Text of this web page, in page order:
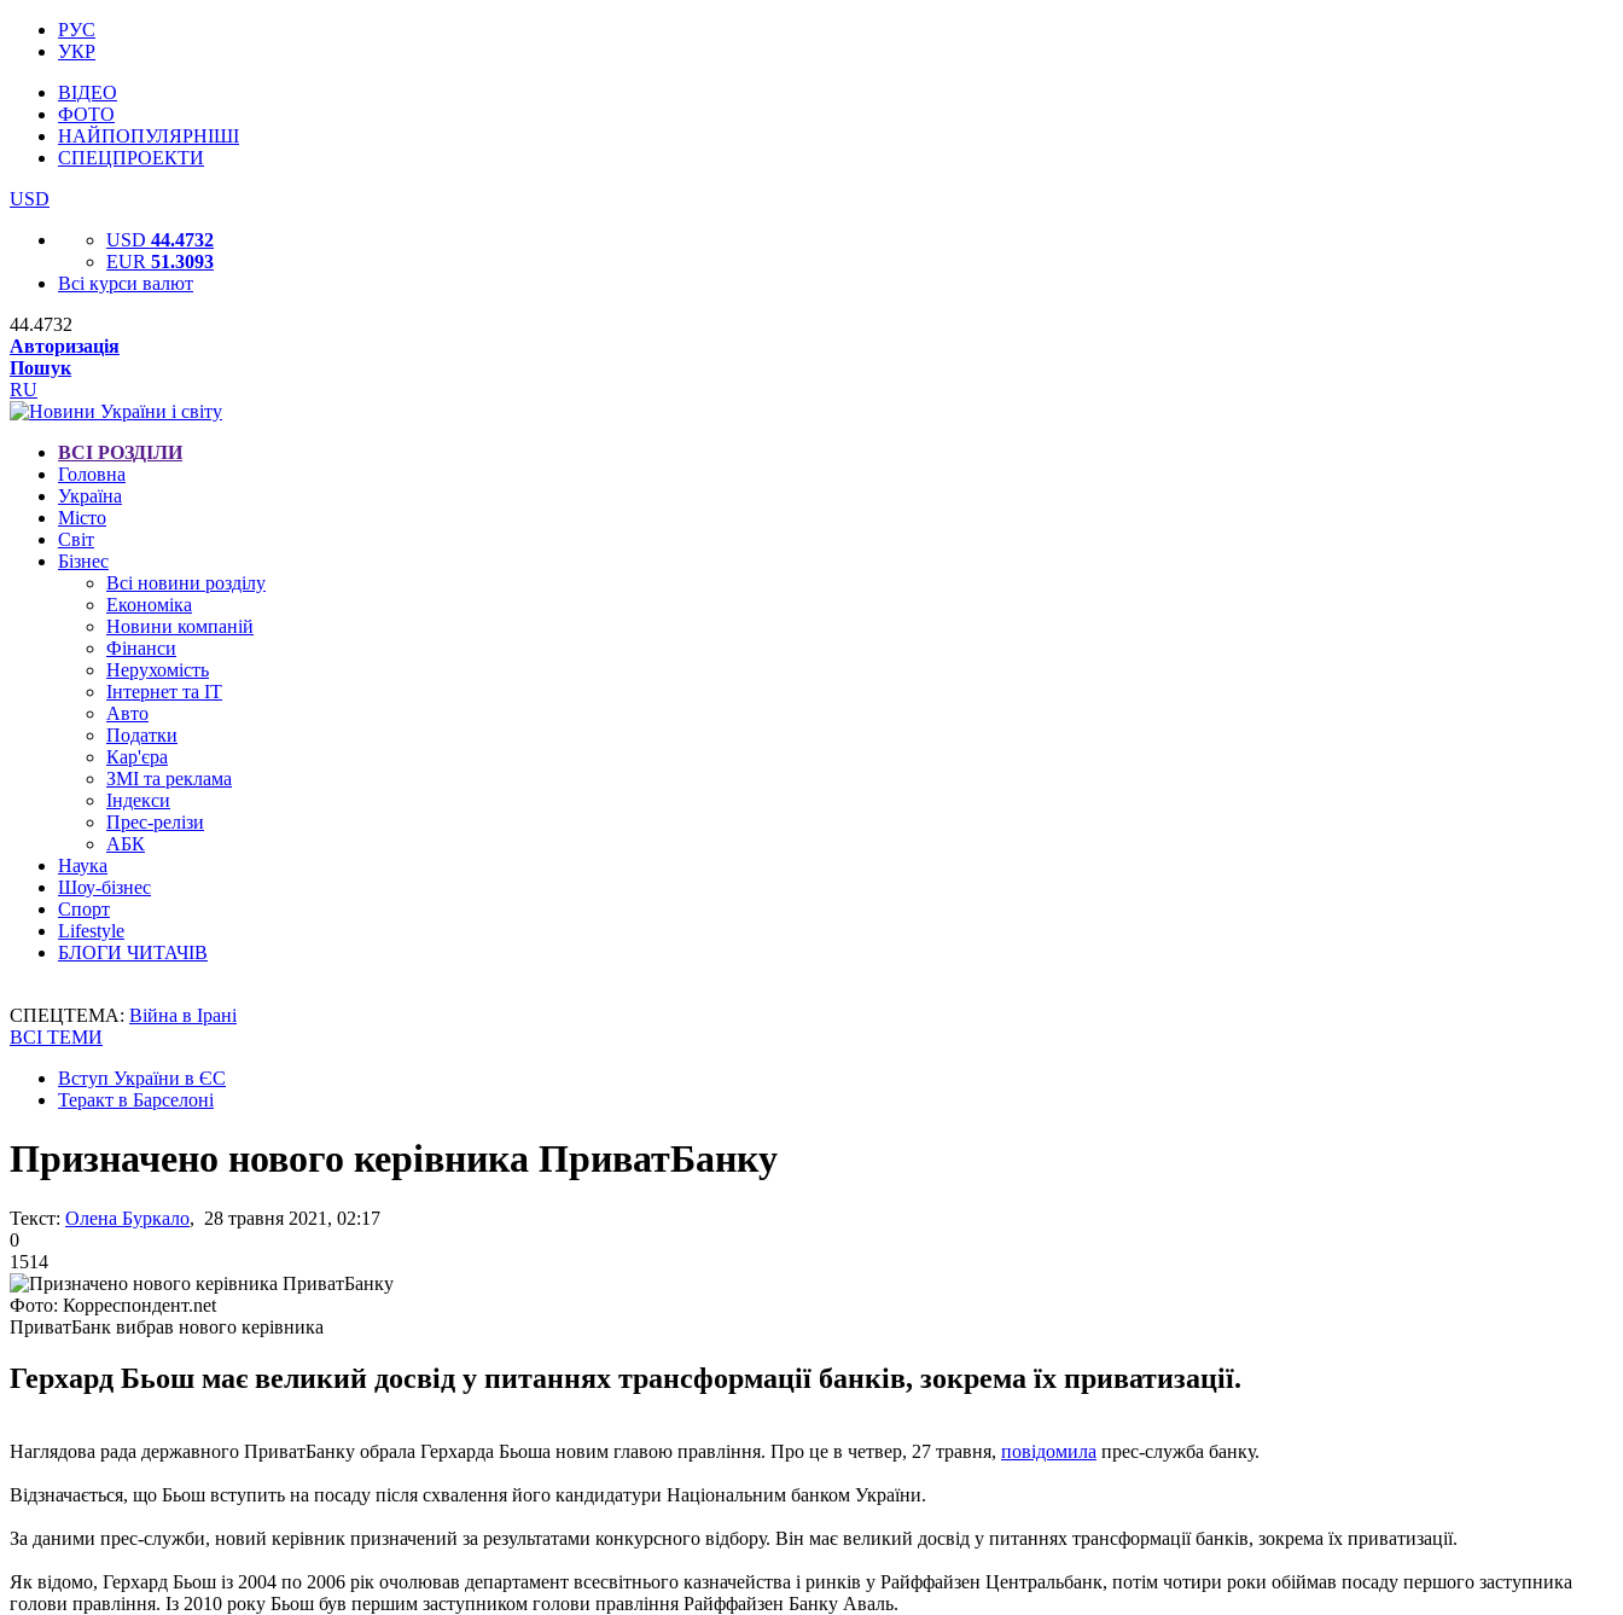
РУС
УКР
ВІДЕО
ФОТО
НАЙПОПУЛЯРНІШІ
СПЕЦПРОЕКТИ
USD
USD 44.4732
EUR 51.3093
Всі курси валют
44.4732
Авторизація
Пошук
RU
ВСІ РОЗДІЛИ
Головна
Україна
Місто
Світ
Бізнес
Всі новини розділу
Економіка
Новини компаній
Фінанси
Нерухомість
Інтернет та IT
Авто
Податки
Кар'єра
ЗМІ та реклама
Індекси
Прес-релізи
АБК
Наука
Шоу-бізнес
Спорт
Lifestyle
БЛОГИ ЧИТАЧІВ
СПЕЦТЕМА: Війна в Ірані
ВСІ ТЕМИ
Вступ України в ЄС
Теракт в Барселоні
Призначено нового керівника ПриватБанку
Текст: Олена Буркало, 28 травня 2021, 02:17
0
1514
Фото: Корреспондент.net
ПриватБанк вибрав нового керівника
Герхард Бьош має великий досвід у питаннях трансформації банків, зокрема їх приватизації.
Наглядова рада державного ПриватБанку обрала Герхарда Бьоша новим главою правління. Про це в четвер, 27 травня, повідомила прес-служба банку.
Відзначається, що Бьош вступить на посаду після схвалення його кандидатури Національним банком України.
За даними прес-служби, новий керівник призначений за результатами конкурсного відбору. Він має великий досвід у питаннях трансформації банків, зокрема їх приватизації.
Як відомо, Герхард Бьош із 2004 по 2006 рік очолював департамент всесвітнього казначейства і ринків у Райффайзен Центральбанк, потім чотири роки обіймав посаду першого заступника
голови правління. Із 2010 року Бьош був першим заступником голови правління Райффайзен Банку Аваль.